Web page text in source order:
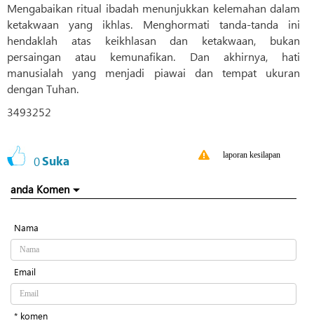
Mengabaikan ritual ibadah menunjukkan kelemahan dalam
ketakwaan yang ikhlas. Menghormati tanda-tanda ini
hendaklah atas keikhlasan dan ketakwaan, bukan
persaingan atau kemunafikan. Dan akhirnya, hati
manusialah yang menjadi piawai dan tempat ukuran
dengan Tuhan.
3493252
0Suka laporan kesilapan
anda Komen
Nama
Email
* komen